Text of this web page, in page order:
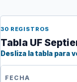
30 REGISTROS
Tabla UF
Desliza la tabla para
FECHA